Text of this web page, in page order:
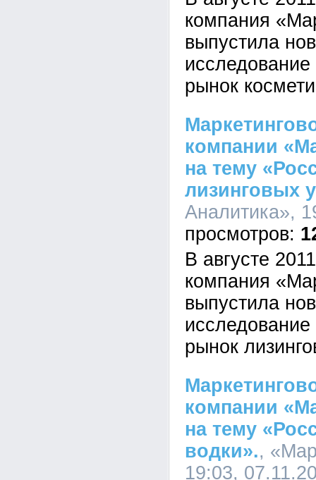
компания
выпустила
рынок
компании
на тему
лизинговых
Аналитика»,
В августе
компания
выпустила
рынок
компании
на тему
водки».,
19:03,